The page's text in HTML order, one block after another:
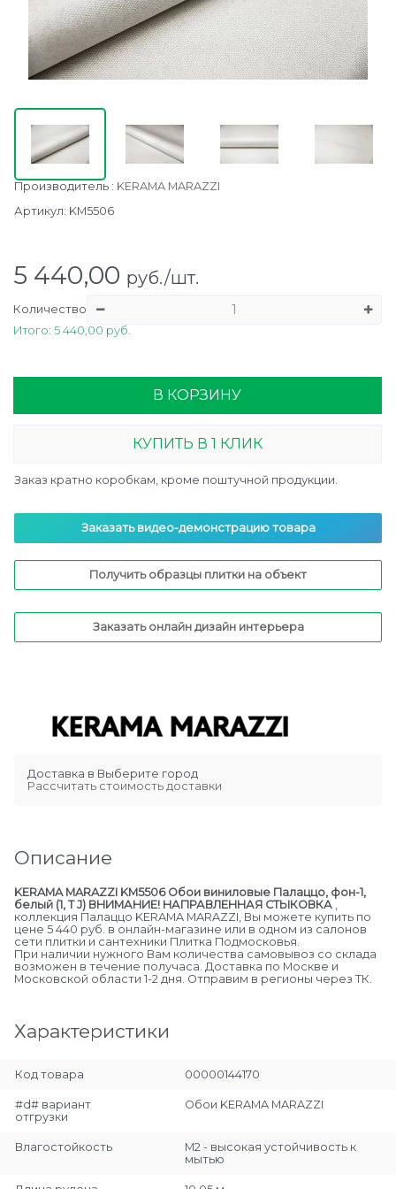
Производитель : KERAMA MARAZZI
Артикул: KM5506
5 440,00 руб./шт.
Количество
Итого: 5 440,00 руб.
В КОРЗИНУ
КУПИТЬ В 1 КЛИК
Заказ кратно коробкам, кроме поштучной продукции.
Заказать видео-демонстрацию товара
Получить образцы плитки на объект
Заказать онлайн дизайн интерьера
Доставка в Выберите город
Рассчитать стоимость доставки
Описание
KERAMA MARAZZI KM5506 Обои виниловые Палаццо, фон-1,
белый (1, Т J) ВНИМАНИЕ! НАПРАВЛЕННАЯ СТЫКОВКА
коллекция Палаццо KERAMA MARAZZI, Вы можете купить по
цене 5 440 руб. в онлайн-магазине или в одном из салонов
сети плитки и сантехники Плитка Подмосковья.
При наличии нужного Вам количества самовывоз со склада
возможен в течение получаса. Доставка по Москве и
Московской области 1-2 дня. Отправим в регионы через ТК.
Характеристики
Код товара 00000144170
#d# вариант
отгрузки
Обои KERAMA MARAZZI
Влагостойкость
М2 - высокая устойчивость к
мытью